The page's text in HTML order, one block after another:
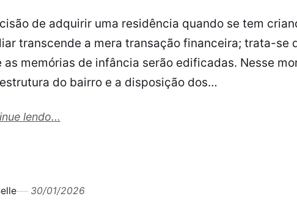
de adquirir uma residência quando se tem
transcende a mera transação financeira; trata-se
as memórias de infância serão edificadas. Nesse
do bairro e a disposição dos…
lendo...
30/01/2026